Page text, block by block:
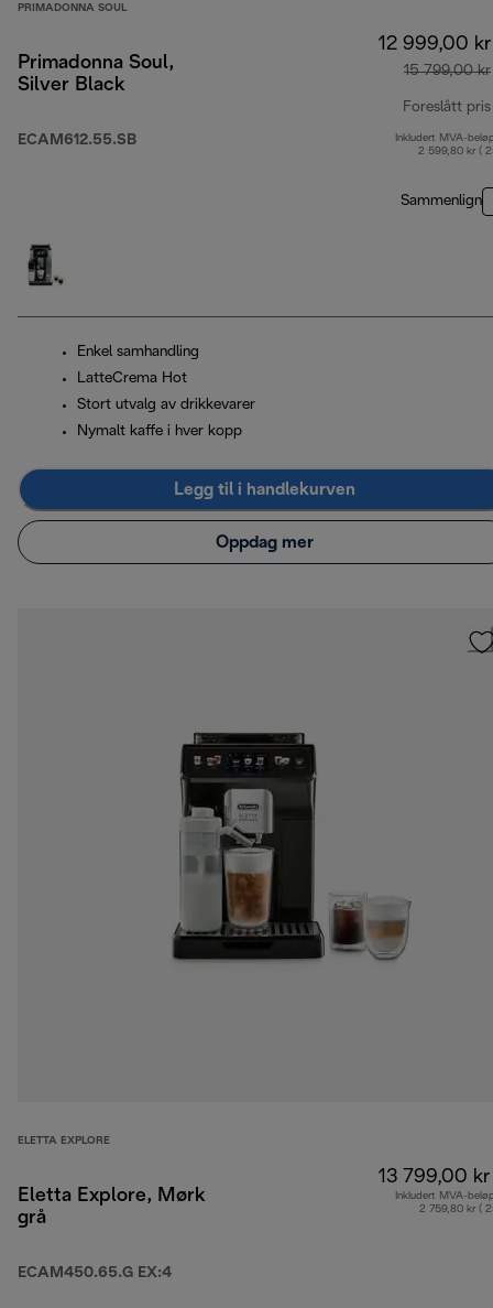
PRIMADONNA SOUL
Primadonna Soul,
Silver Black
ECAM612.55.SB
12 999,00 kr
15 799,00 kr
Foreslått pris
Inkludert MVA-
2 599,80 kr (
Sammenlign
Enkel samhandling
LatteCrema Hot
Stort utvalg av drikkevarer
Nymalt kaffe i hver kopp
Legg til i handlekurven
Oppdag mer
ELETTA EXPLORE
Eletta Explore, Mørk
grå
ECAM450.65.G EX:4
13 799,00 kr
Inkludert MVA-
2 759,80 kr (